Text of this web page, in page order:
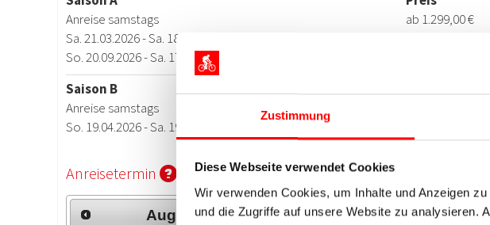
Zustimmung
Diese Webseite verwendet Cookies
Wir verwenden Cookies, um Inhalte und Anzeigen
und die Zugriffe auf unsere Website zu analysieren.